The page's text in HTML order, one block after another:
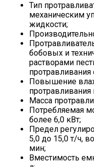
Тип
механическим
жидкости;
бобовых и
растворами
протравливания
Повышение
протравливания
Масса
Потребляемая
более 6,0 кВт;
Предел
5,0 до 15,0 т/ч,
мин;
Вместимость